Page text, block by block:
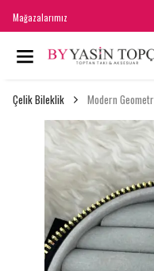
Mağazalarımız
Çelik Bileklik Modern